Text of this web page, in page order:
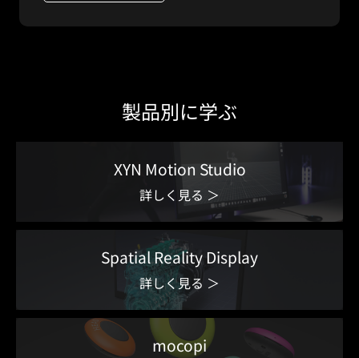
製品別に学ぶ
XYN Motion Studio
詳しく見る ＞
Spatial Reality Display
詳しく見る ＞
mocopi